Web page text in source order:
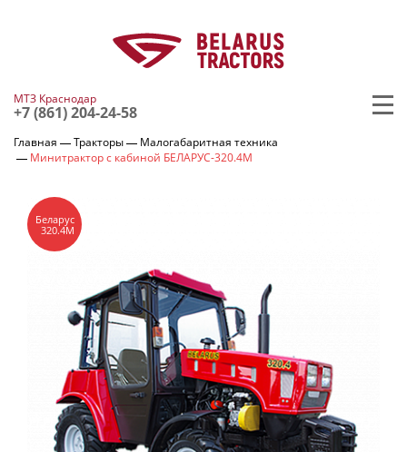
МТЗ Краснодар
+7 (861) 204-24-58
Главная Тракторы
Малогабаритная техника
Минитрактор с кабиной БЕЛАРУС-320.4М
Беларус
320.4М